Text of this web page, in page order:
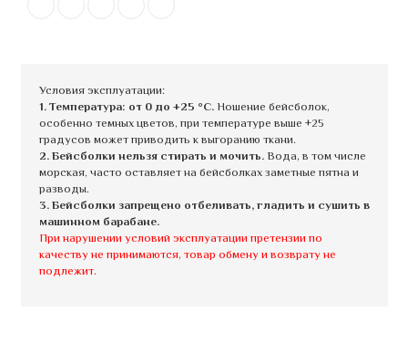
Условия эксплуатации:
1. Температура: от 0 до +25 °C.Ношение бейсболок,
особенно темных цветов, при температуре выше +25
градусов может приводить к выгоранию ткани.
2. Бейсболки нельзя стирать и мочить.Вода, в том числе
морская, часто оставляет на бейсболках заметные пятна и
разводы.
3. Бейсболки запрещено отбеливать, гладить и сушить в
машинном барабане.
При нарушении условий эксплуатации претензии по
качеству не принимаются, товар обмену и возврату не
подлежит.